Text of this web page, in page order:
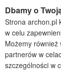
Projekty domów
Projekty domów
Projekty domów
2026 © ARCHON+
projekty domów -
przez arch.
Dbamy o
Strona archon.pl
w celu
Możemy również
partnerów w
szczególności w